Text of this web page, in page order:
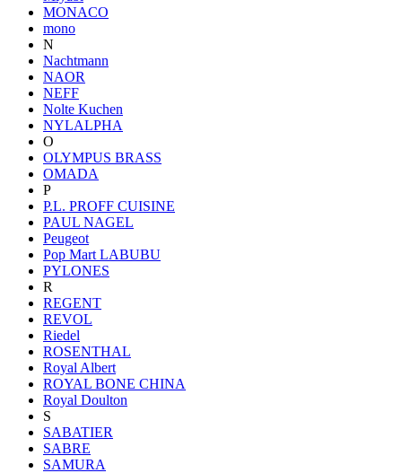
MONACO
mono
N
Nachtmann
NAOR
NEFF
Nolte Kuchen
NYLALPHA
O
OLYMPUS BRASS
OMADA
P
P.L. PROFF CUISINE
PAUL NAGEL
Peugeot
Pop Mart LABUBU
PYLONES
R
REGENT
REVOL
Riedel
ROSENTHAL
Royal Albert
ROYAL BONE CHINA
Royal Doulton
S
SABATIER
SABRE
SAMURA